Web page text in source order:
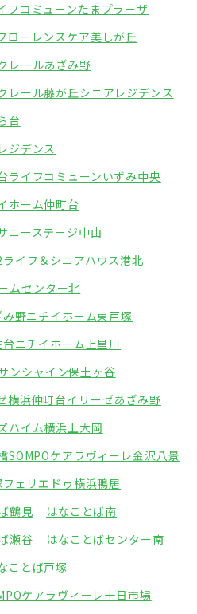
フコミューンたまプラーザ
ローレンスケア美しが丘
レールあざみ野
レール藤が丘シニアレジデンス
台
ジデンス
ライフコミューンいずみ中央
ホーム仲町台
ニーステージ中山
ライフ＆シニアハウス港北
ムセンター北
み野ニチイホーム東戸塚
台ニチイホーム上星川
ンシャイン保土ヶ谷
横浜仲町台イリーゼあざみ野
ハイム横浜上大岡
SOMPOケアラヴィーレ金沢八景
フェリエドゥ横浜鴨居
鶴見
はなことば南
瀬谷
はなことばセンター南
ことば戸塚
ケアラヴィーレ十日市場